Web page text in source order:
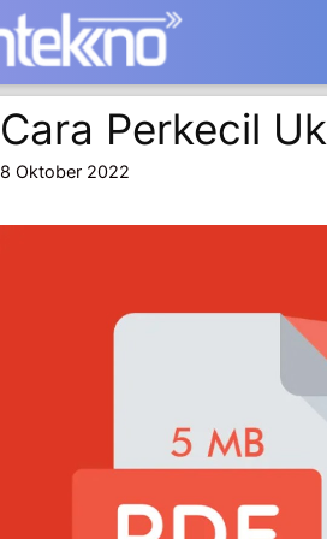
Cara Perkecil
8 Oktober 2022